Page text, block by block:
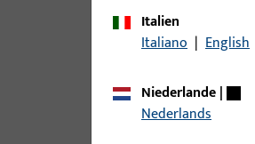
B-
B-78430-
Italien
Italiano | English
Niederlande|
Nederlands